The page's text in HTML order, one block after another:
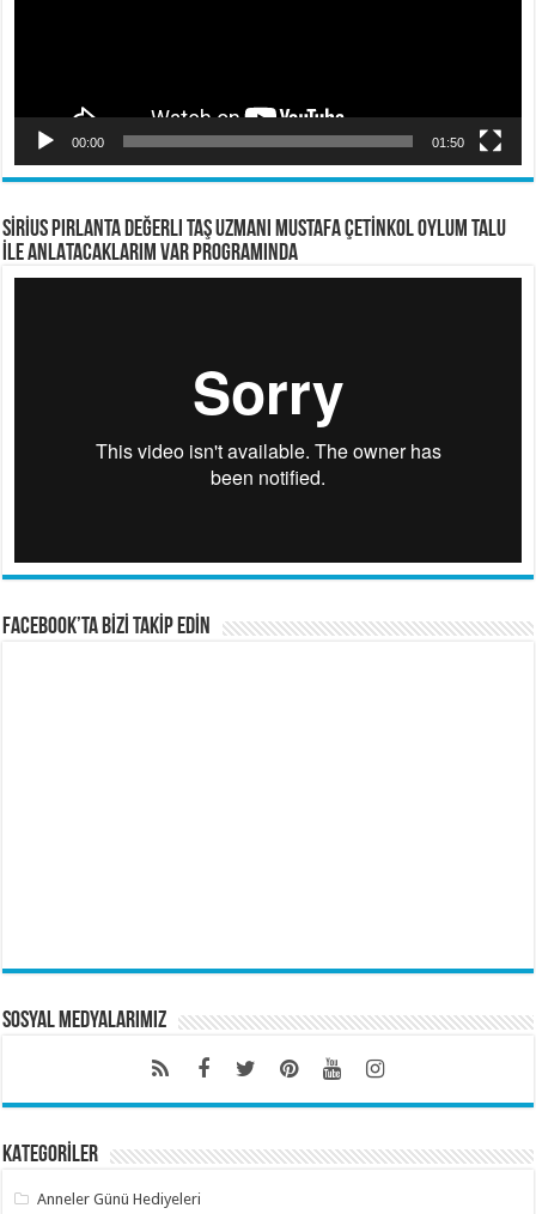
00:00 01:50
SİRİUS PIRLANTA Değerli Taş Uzmanı Mustafa ÇETİNKOL OYLUM TALU
İLE ANLATACAKLARIM VAR PROGRAMINDA
FACEBOOK’TA BİZİ TAKİP EDİN
Sosyal Medyalarımız
KATEGORİLER
Anneler Günü Hediyeleri